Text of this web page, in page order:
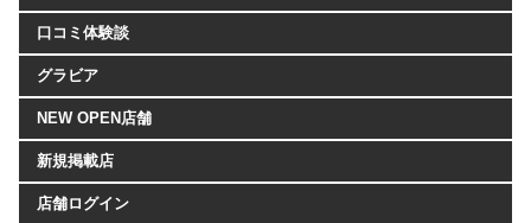
口コミ体験談
グラビア
NEW OPEN店舗
新規掲載店
店舗ログイン